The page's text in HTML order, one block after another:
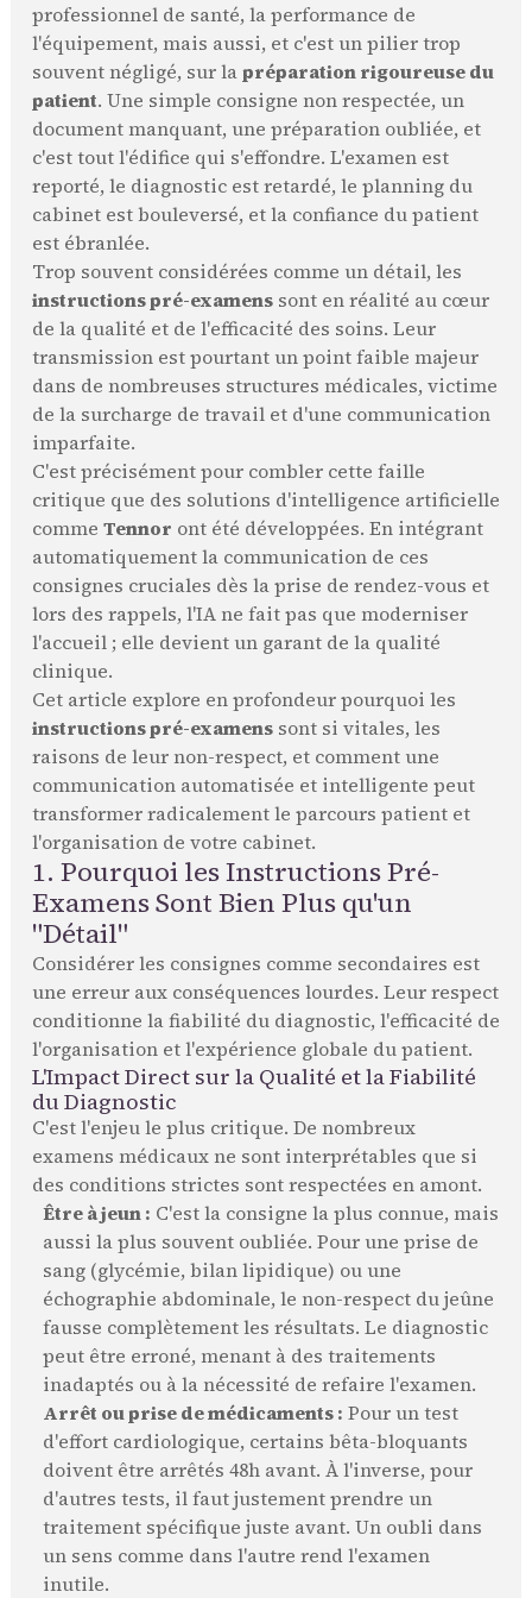
professionnel de santé, la performance de
l'équipement, mais aussi, et c'est un pilier trop
souvent négligé, sur lapréparation rigoureuse du
patient. Une simple consigne non respectée, un
document manquant, une préparation oubliée, et
c'est tout l'édifice qui s'effondre. L'examen est
reporté, le diagnostic est retardé, le planning du
cabinet est bouleversé, et la confiance du patient
est ébranlée.
Trop souvent considérées comme un détail, les
instructions pré-examenssont en réalité au cœur
de la qualité et de l'efficacité des soins. Leur
transmission est pourtant un point faible majeur
dans de nombreuses structures médicales, victime
de la surcharge de travail et d'une communication
imparfaite.
C'est précisément pour combler cette faille
critique que des solutions d'intelligence artificielle
comme Tennor ont été développées. En intégrant
automatiquement la communication de ces
consignes cruciales dès la prise de rendez-vous et
lors des rappels, l'IA ne fait pas que moderniser
l'accueil ; elle devient un garant de la qualité
clinique.
Cet article explore en profondeur pourquoi les
instructions pré-examenssont si vitales, les
raisons de leur non-respect, et comment une
communication automatisée et intelligente peut
transformer radicalement le parcours patient et
l'organisation de votre cabinet.
1. Pourquoi les Instructions Pré-
Examens Sont Bien Plus qu'un
"Détail"
Considérer les consignes comme secondaires est
une erreur aux conséquences lourdes. Leur respect
conditionne la fiabilité du diagnostic, l'efficacité de
l'organisation et l'expérience globale du patient.
L'Impact Direct sur la Qualité et la Fiabilité
du Diagnostic
C'est l'enjeu le plus critique. De nombreux
examens médicaux ne sont interprétables que si
des conditions strictes sont respectées en amont.
Être à jeun : C'est la consigne la plus connue, mais
aussi la plus souvent oubliée. Pour une prise de
sang (glycémie, bilan lipidique) ou une
échographie abdominale, le non-respect du jeûne
fausse complètement les résultats. Le diagnostic
peut être erroné, menant à des traitements
inadaptés ou à la nécessité de refaire l'examen.
Arrêt ou prise de médicaments : Pour un test
d'effort cardiologique, certains bêta-bloquants
doivent être arrêtés 48h avant. À l'inverse, pour
d'autres tests, il faut justement prendre un
traitement spécifique juste avant. Un oubli dans
un sens comme dans l'autre rend l'examen
inutile.